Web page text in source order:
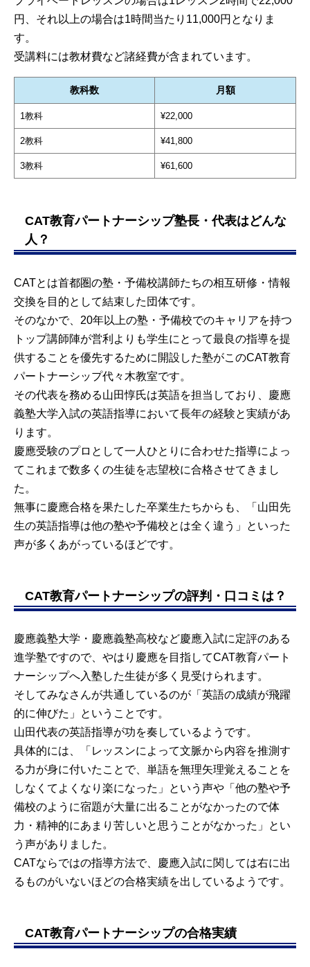
円、それ以上の場合は1時間当たり11,000円となりま
す。
受講料には教材費など諸経費が含まれています。
教科数 月額
1教科 ¥22,000
2教科 ¥41,800
3教科 ¥61,600
CAT教育パートナーシップ塾長・代表はどんな
人？
CATとは首都圏の塾・予備校講師たちの相互研修・情報
交換を目的として結束した団体です。
そのなかで、20年以上の塾・予備校でのキャリアを持つ
トップ講師陣が営利よりも学生にとって最良の指導を提
供することを優先するために開設した塾がこのCAT教育
パートナーシップ代々木教室です。
その代表を務める山田惇氏は英語を担当しており、慶應
義塾大学入試の英語指導において長年の経験と実績があ
ります。
慶應受験のプロとして一人ひとりに合わせた指導によっ
てこれまで数多くの生徒を志望校に合格させてきまし
た。
無事に慶應合格を果たした卒業生たちからも、「山田先
生の英語指導は他の塾や予備校とは全く違う」といった
声が多くあがっているほどです。
CAT教育パートナーシップの評判・口コミは？
慶應義塾大学・慶應義塾高校など慶應入試に定評のある
進学塾ですので、やはり慶應を目指してCAT教育パート
ナーシップへ入塾した生徒が多く見受けられます。
そしてみなさんが共通しているのが「英語の成績が飛躍
的に伸びた」ということです。
山田代表の英語指導が功を奏しているようです。
具体的には、「レッスンによって文脈から内容を推測す
る力が身に付いたことで、単語を無理矢理覚えることを
しなくてよくなり楽になった」という声や「他の塾や予
備校のように宿題が大量に出ることがなかったので体
力・精神的にあまり苦しいと思うことがなかった」とい
う声がありました。
CATならではの指導方法で、慶應入試に関しては右に出
るものがいないほどの合格実績を出しているようです。
CAT教育パートナーシップの合格実績